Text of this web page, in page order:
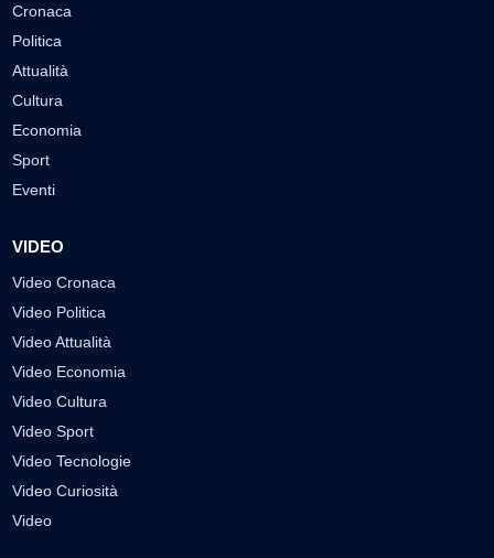
Cronaca
Politica
Attualità
Cultura
Economia
Sport
Eventi
VIDEO
Video Cronaca
Video Politica
Video Attualità
Video Economia
Video Cultura
Video Sport
Video Tecnologie
Video Curiosità
Video